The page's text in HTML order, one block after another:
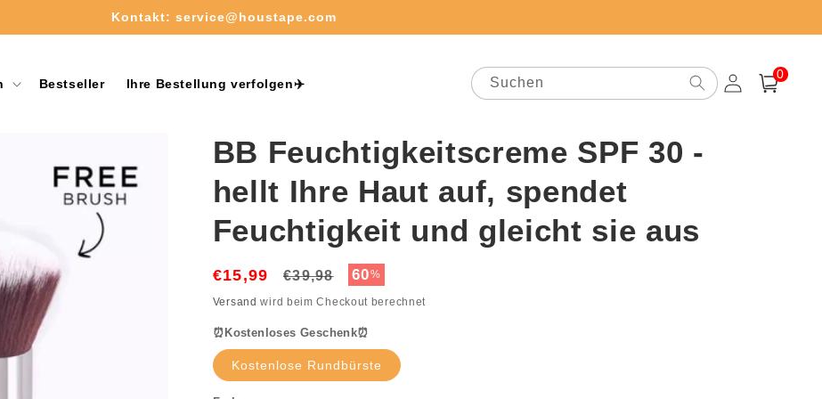
Kostenloser Versand ab 50€✈️
Bestseller Ihre Bestellung verfolgen✈️ Suchen EinloggenWarenkorb
0
Artikel
BB Feuchtigkeitscreme SPF 30 -
hellt Ihre Haut auf, spendet
Feuchtigkeit und gleicht sie aus
€15,99
Normaler
Preis
€39,98 Verkaufspreis
60%
Versand wird beim Checkout berechnet
⏰Kostenloses Geschenk⏰
Kostenlose Rundbürste